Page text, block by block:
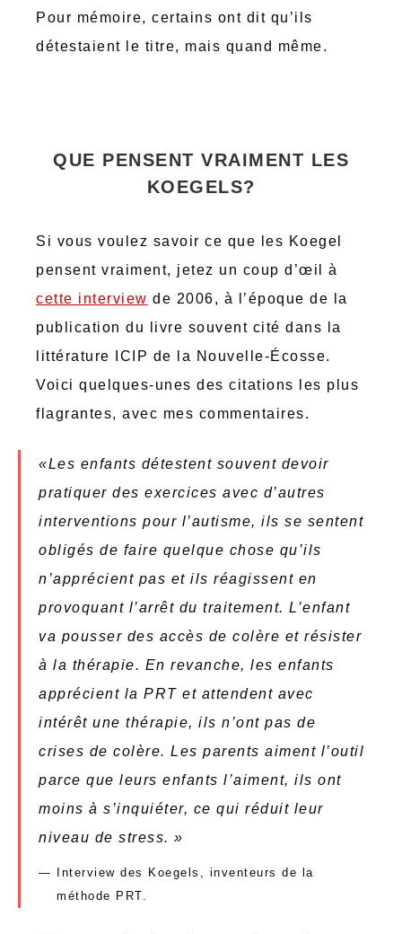
Pour mémoire, certains ont dit qu’ils
détestaient le titre, mais quand même.
QUE PENSENT VRAIMENT LES
KOEGELS?
Si vous voulez savoir ce que les Koegel
pensent vraiment, jetez un coup d’œil à
cette interview de 2006, à l’époque de la
publication du livre souvent cité dans la
littérature ICIP de la Nouvelle-Écosse.
Voici quelques-unes des citations les plus
flagrantes, avec mes commentaires.
«Les enfants détestent souvent devoir
pratiquer des exercices avec d’autres
interventions pour l’autisme, ils se sentent
obligés de faire quelque chose qu’ils
n’apprécient pas et ils réagissent en
provoquant l’arrêt du traitement. L’enfant
va pousser des accès de colère et résister
à la thérapie. En revanche, les enfants
apprécient la PRT et attendent avec
intérêt une thérapie, ils n’ont pas de
crises de colère. Les parents aiment l’outil
parce que leurs enfants l’aiment, ils ont
moins à s’inquiéter, ce qui réduit leur
niveau de stress. »
Interview des Koegels, inventeurs de la
méthode PRT.